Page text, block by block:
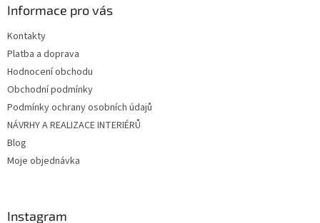
Informace pro vás
Kontakty
Platba a doprava
Hodnocení obchodu
Obchodní podmínky
Podmínky ochrany osobních údajů
NÁVRHY A REALIZACE INTERIÉRŮ
Blog
Moje objednávka
Instagram